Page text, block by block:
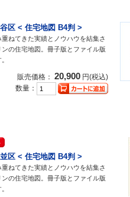
区 < 住宅地図 B4判 >
ねてきた実績とノウハウを結集さ
の住宅地図。冊子版とファイル版
販売価格： 20,900 円(税込)
数量：
区 < 住宅地図 B4判 >
ねてきた実績とノウハウを結集さ
の住宅地図。冊子版とファイル版